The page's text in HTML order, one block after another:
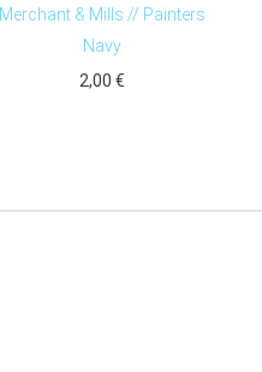
Merchant & Mills // Painters
Navy
2,00 €